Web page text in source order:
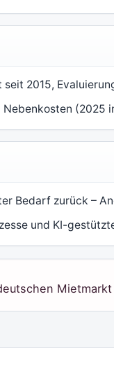
2015,
Nebenkosten (2025
Bedarf zurück –
und KI-